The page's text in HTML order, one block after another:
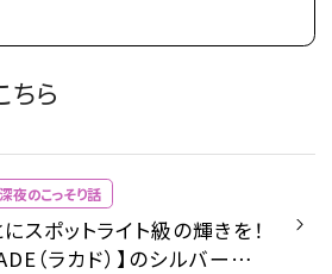
ら
深夜のこっそり話
スポットライト級の輝きを！
（ラカド）】のシルバーシュ